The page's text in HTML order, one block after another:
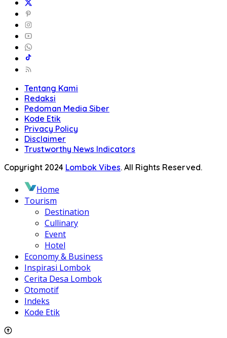
Tentang Kami
Redaksi
Pedoman Media Siber
Kode Etik
Privacy Policy
Disclaimer
Trustworthy News Indicators
Copyright 2024 Lombok Vibes. All Rights Reserved.
Home
Tourism
Destination
Cullinary
Event
Hotel
Economy & Business
Inspirasi Lombok
Cerita Desa Lombok
Otomotif
Indeks
Kode Etik